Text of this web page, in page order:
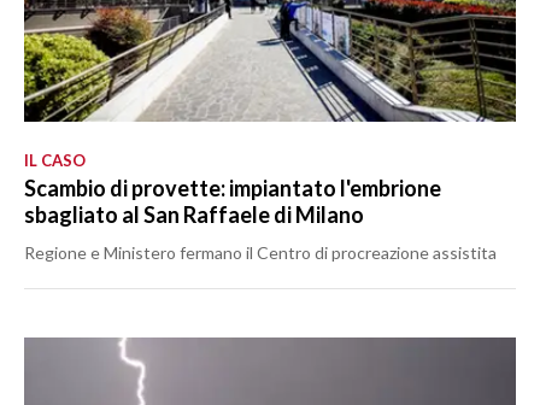
IL CASO
Scambio di provette: impiantato l'embrione
sbagliato al San Raffaele di Milano
Regione e Ministero fermano il Centro di procreazione assistita